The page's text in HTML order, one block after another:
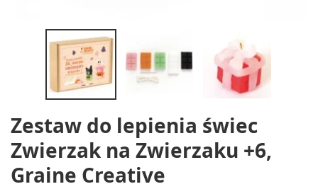
Zestaw do lepienia świec
Zwierzak na Zwierzaku +6,
Graine Creative